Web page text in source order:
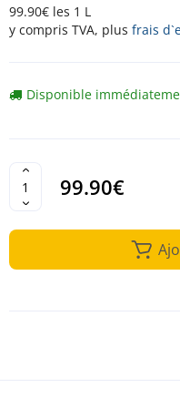
99.90€ les 1 L
y compris TVA, plus frais
Disponible
99.90€